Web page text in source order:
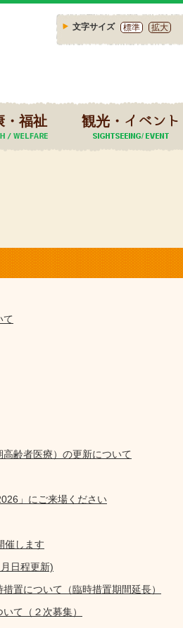
文字サイズ 標準 拡大
・福祉 観光・イベント
て
齢者医療）の更新について
」にご来場ください
催します
日程更新)
置について（臨時措置期間延長）
て（２次募集）